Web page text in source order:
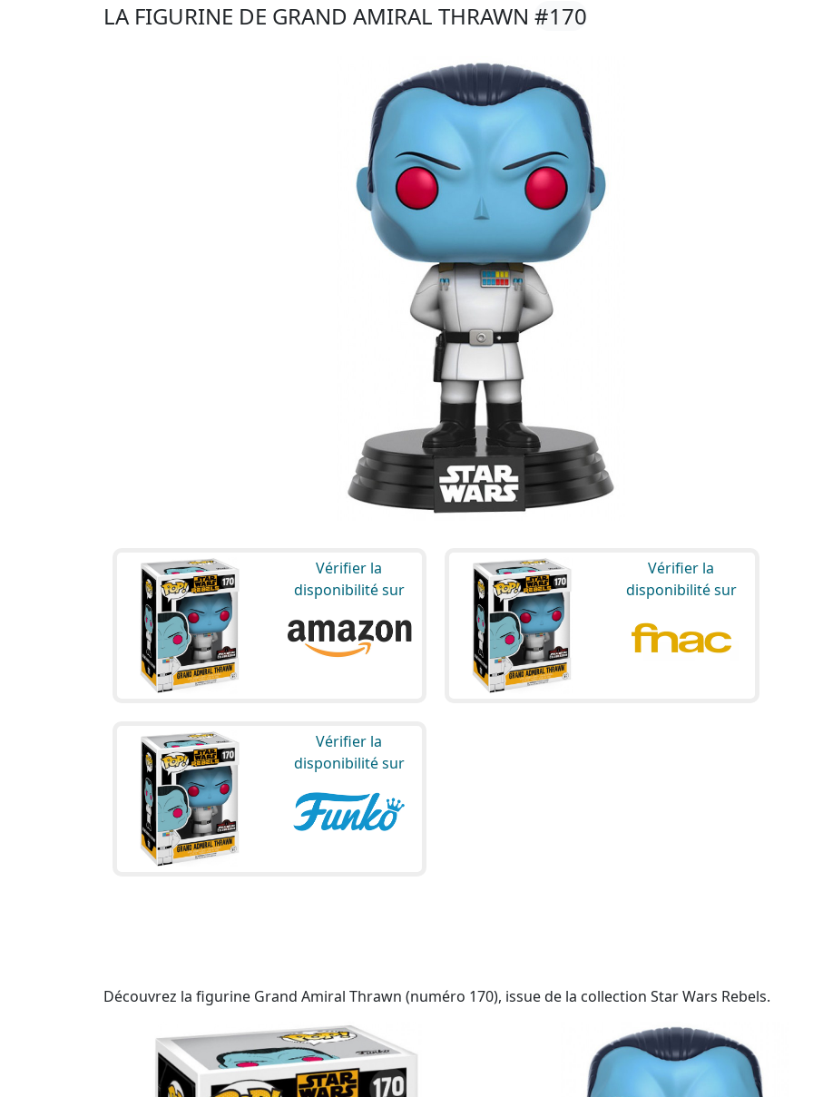
LA FIGURINE DE GRAND AMIRAL THRAWN #170
Vérifier la
disponibilité sur
Vérifier la
disponibilité sur
Vérifier la
disponibilité sur
Découvrez la figurine Grand Amiral Thrawn (numéro 170), issue de la collection Star Wars Rebels.